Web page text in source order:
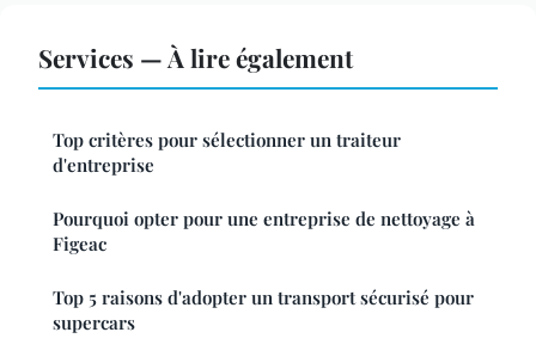
Services — À lire également
Top critères pour sélectionner un traiteur
d'entreprise
Pourquoi opter pour une entreprise de nettoyage à
Figeac
Top 5 raisons d'adopter un transport sécurisé pour
supercars